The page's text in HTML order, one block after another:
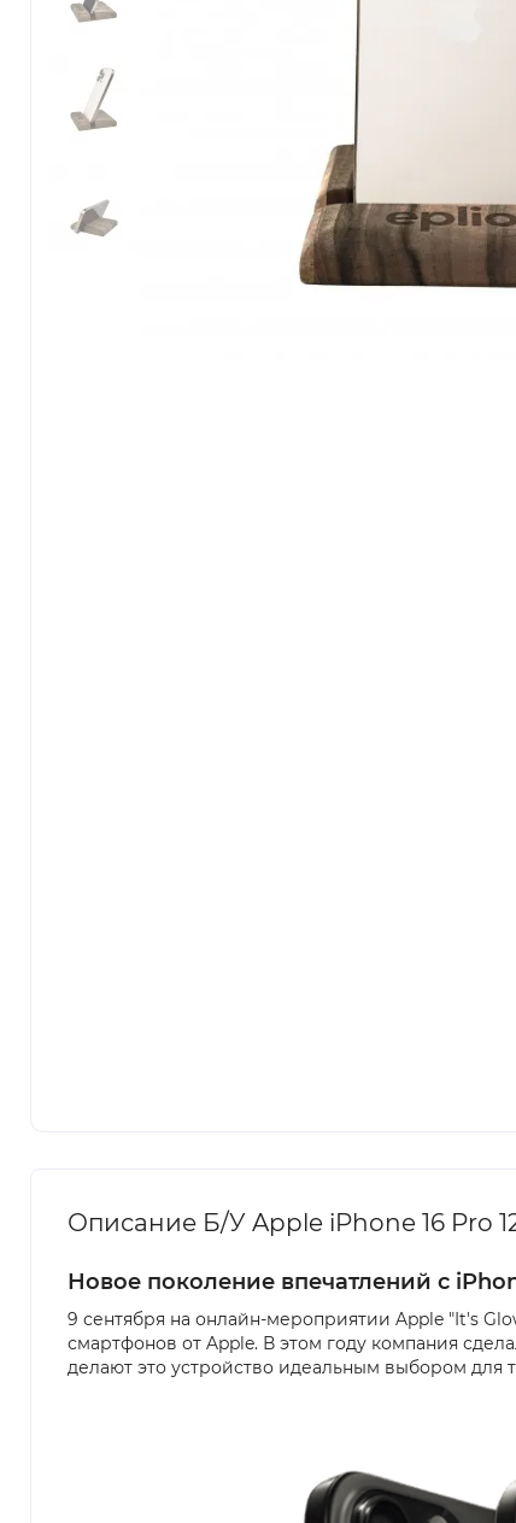
Описание Б/У Apple iPhone 16 Pro
Новое поколение впечатлений с
9 сентября на онлайн-мероприятии Apple "It's
смартфонов от Apple. В этом году компания
делают это устройство идеальным выбором для